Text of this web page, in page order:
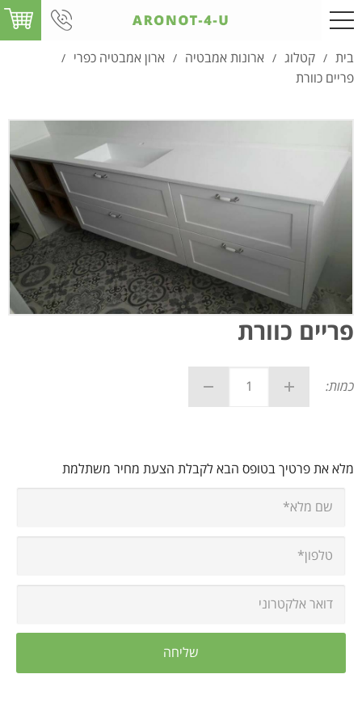
בית / קטלוג / ארונות אמבטיה / ארון אמבטיה כפרי /
פריים כוורת
פריים כוורת
כמות:
מלא את פרטיך בטופס הבא לקבלת הצעת מחיר משתלמת